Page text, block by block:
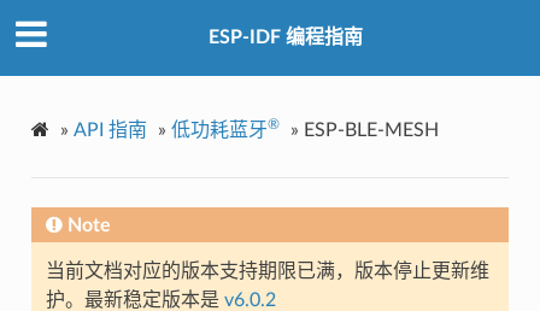
ESP-IDF 编程指南
» API 指南 » 低功耗蓝牙® » ESP-BLE-MESH
Note
当前文档对应的版本支持期限已满，版本停止更新维
护。最新稳定版本是 v6.0.2